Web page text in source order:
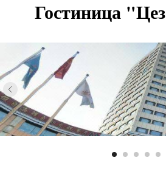
Гостиница